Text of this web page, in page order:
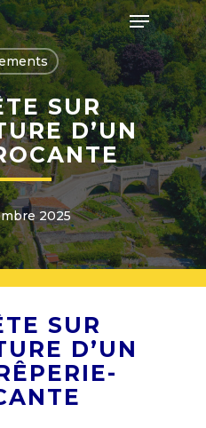
Menu
SUR
D’UN
2025
SUR
D’UN
Close
Menu